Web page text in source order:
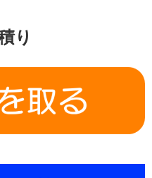
り